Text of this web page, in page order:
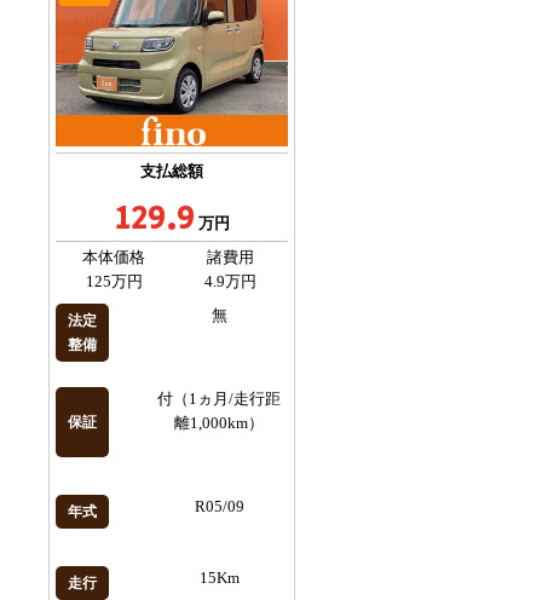
支払総額
129.9 万円
本体価格
125万円
諸費用
4.9万円
法定
整備
無
保証
付（1ヵ月/走行距
離1,000km）
年式 R05/09
走行 15Km